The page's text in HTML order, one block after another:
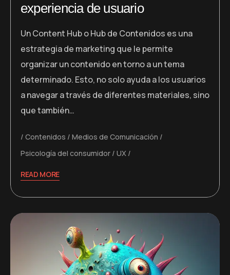
experiencia de usuario
Un Content Hub o Hub de Contenidos es una
estrategia de marketing que le permite
organizar un contenido en torno a un tema
determinado. Esto, no solo ayuda a los usuarios
a navegar a través de diferentes materiales, sino
que también…
Contenidos
Medios de Comunicación
Psicología del consumidor
UX
READ MORE